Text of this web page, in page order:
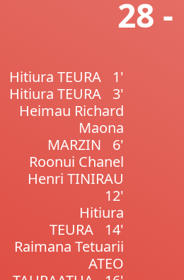
28 -
Hitiura TEURA
1'
Hitiura TEURA
3'
Heimau Richard
Maona
MARZIN
6'
Roonui Chanel
Henri TINIRAU
12'
Hitiura
TEURA
14'
Raimana Tetuarii
ATEO